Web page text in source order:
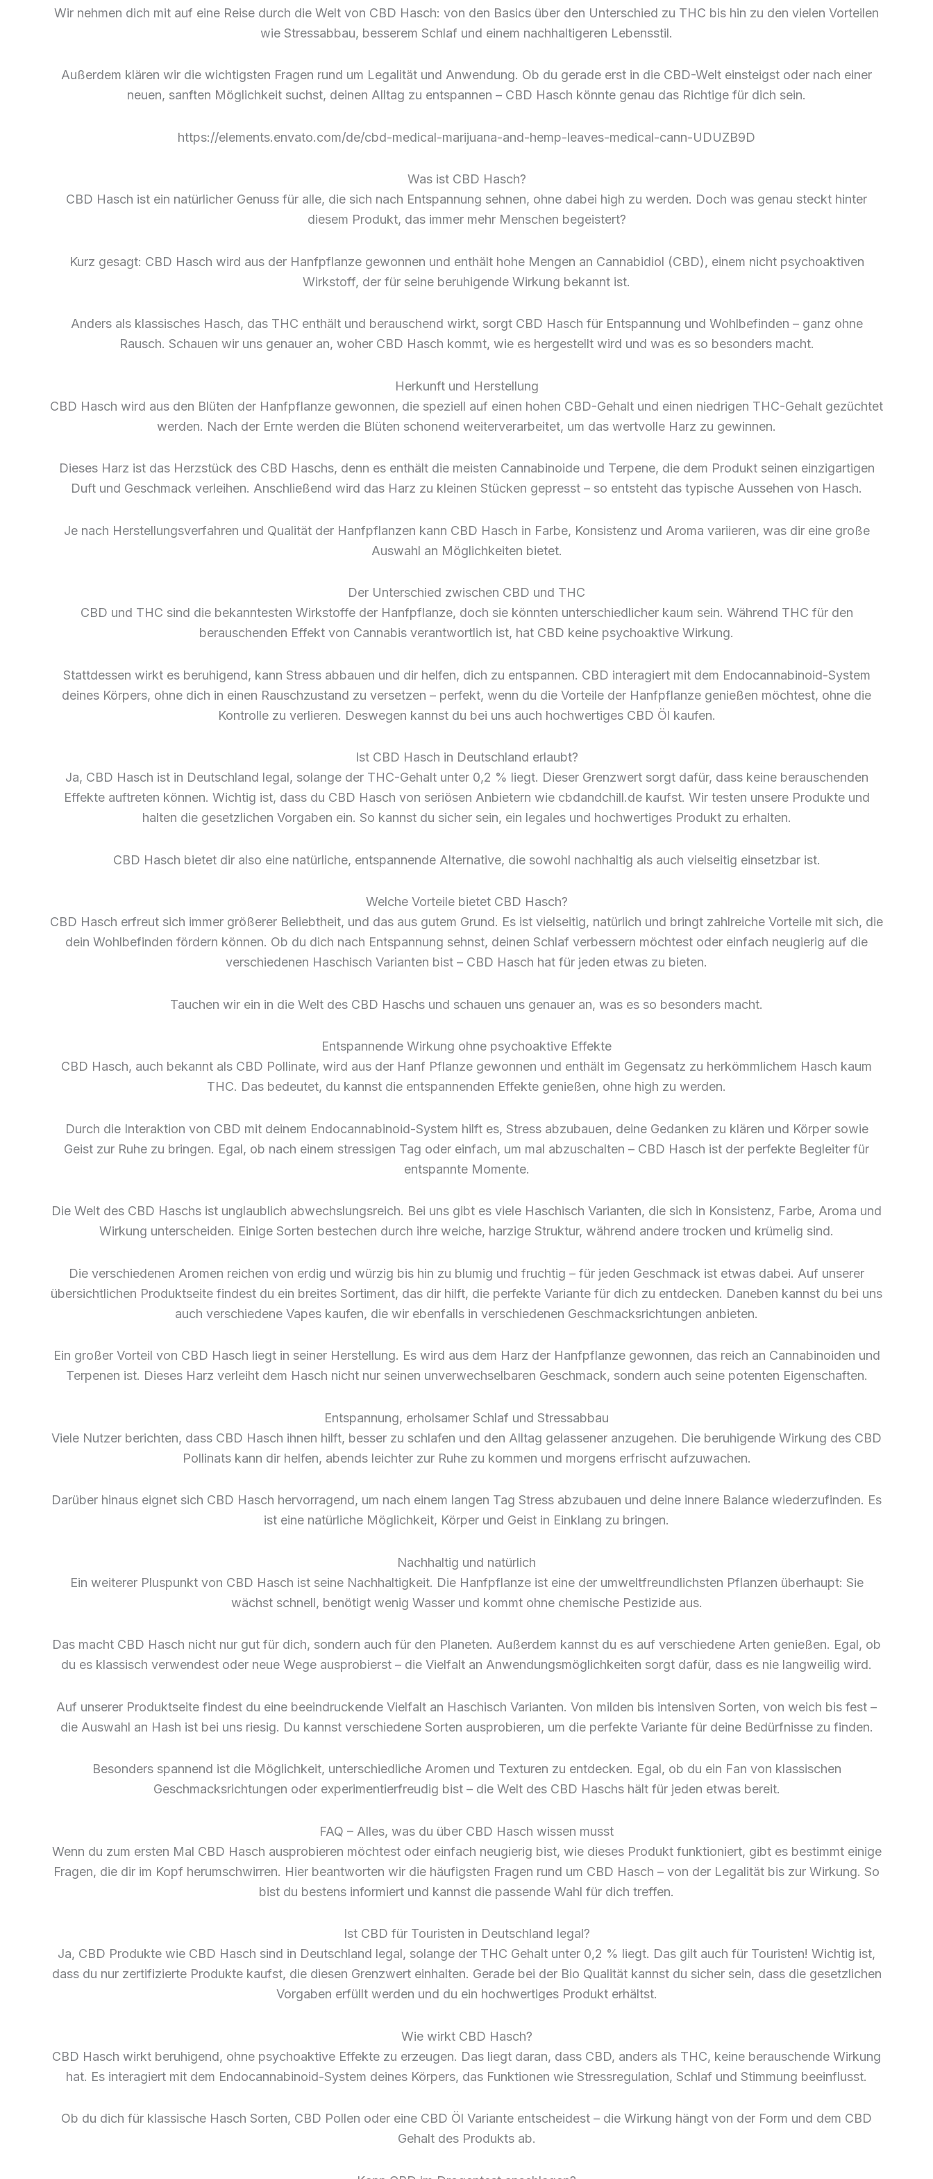
Wir nehmen dich mit auf eine Reise durch die Welt von CBD Hasch: von den Basics über den Unterschied zu THC bis hin zu den vielen Vorteilen
wie Stressabbau, besserem Schlaf und einem nachhaltigeren Lebensstil.
Außerdem klären wir die wichtigsten Fragen rund um Legalität und Anwendung. Ob du gerade erst in die CBD-Welt einsteigst oder nach einer
neuen, sanften Möglichkeit suchst, deinen Alltag zu entspannen – CBD Hasch könnte genau das Richtige für dich sein.
https://elements.envato.com/de/cbd-medical-marijuana-and-hemp-leaves-medical-cann-UDUZB9D
Was ist CBD Hasch?
CBD Hasch ist ein natürlicher Genuss für alle, die sich nach Entspannung sehnen, ohne dabei high zu werden. Doch was genau steckt hinter
diesem Produkt, das immer mehr Menschen begeistert?
Kurz gesagt: CBD Hasch wird aus der Hanfpflanze gewonnen und enthält hohe Mengen an Cannabidiol (CBD), einem nicht psychoaktiven
Wirkstoff, der für seine beruhigende Wirkung bekannt ist.
Anders als klassisches Hasch, das THC enthält und berauschend wirkt, sorgt CBD Hasch für Entspannung und Wohlbefinden – ganz ohne
Rausch. Schauen wir uns genauer an, woher CBD Hasch kommt, wie es hergestellt wird und was es so besonders macht.
Herkunft und Herstellung
CBD Hasch wird aus den Blüten der Hanfpflanze gewonnen, die speziell auf einen hohen CBD-Gehalt und einen niedrigen THC-Gehalt gezüchtet
werden. Nach der Ernte werden die Blüten schonend weiterverarbeitet, um das wertvolle Harz zu gewinnen.
Dieses Harz ist das Herzstück des CBD Haschs, denn es enthält die meisten Cannabinoide und Terpene, die dem Produkt seinen einzigartigen
Duft und Geschmack verleihen. Anschließend wird das Harz zu kleinen Stücken gepresst – so entsteht das typische Aussehen von Hasch.
Je nach Herstellungsverfahren und Qualität der Hanfpflanzen kann CBD Hasch in Farbe, Konsistenz und Aroma variieren, was dir eine große
Auswahl an Möglichkeiten bietet.
Der Unterschied zwischen CBD und THC
CBD und THC sind die bekanntesten Wirkstoffe der Hanfpflanze, doch sie könnten unterschiedlicher kaum sein. Während THC für den
berauschenden Effekt von Cannabis verantwortlich ist, hat CBD keine psychoaktive Wirkung.
Stattdessen wirkt es beruhigend, kann Stress abbauen und dir helfen, dich zu entspannen. CBD interagiert mit dem Endocannabinoid-System
deines Körpers, ohne dich in einen Rauschzustand zu versetzen – perfekt, wenn du die Vorteile der Hanfpflanze genießen möchtest, ohne die
Kontrolle zu verlieren. Deswegen kannst du bei uns auch hochwertiges CBD Öl kaufen.
Ist CBD Hasch in Deutschland erlaubt?
Ja, CBD Hasch ist in Deutschland legal, solange der THC-Gehalt unter 0,2 % liegt. Dieser Grenzwert sorgt dafür, dass keine berauschenden
Effekte auftreten können. Wichtig ist, dass du CBD Hasch von seriösen Anbietern wie cbdandchill.de kaufst. Wir testen unsere Produkte und
halten die gesetzlichen Vorgaben ein. So kannst du sicher sein, ein legales und hochwertiges Produkt zu erhalten.
CBD Hasch bietet dir also eine natürliche, entspannende Alternative, die sowohl nachhaltig als auch vielseitig einsetzbar ist.
Welche Vorteile bietet CBD Hasch?
CBD Hasch erfreut sich immer größerer Beliebtheit, und das aus gutem Grund. Es ist vielseitig, natürlich und bringt zahlreiche Vorteile mit sich, die
dein Wohlbefinden fördern können. Ob du dich nach Entspannung sehnst, deinen Schlaf verbessern möchtest oder einfach neugierig auf die
verschiedenen Haschisch Varianten bist – CBD Hasch hat für jeden etwas zu bieten.
Tauchen wir ein in die Welt des CBD Haschs und schauen uns genauer an, was es so besonders macht.
Entspannende Wirkung ohne psychoaktive Effekte
CBD Hasch, auch bekannt als CBD Pollinate, wird aus der Hanf Pflanze gewonnen und enthält im Gegensatz zu herkömmlichem Hasch kaum
THC. Das bedeutet, du kannst die entspannenden Effekte genießen, ohne high zu werden.
Durch die Interaktion von CBD mit deinem Endocannabinoid-System hilft es, Stress abzubauen, deine Gedanken zu klären und Körper sowie
Geist zur Ruhe zu bringen. Egal, ob nach einem stressigen Tag oder einfach, um mal abzuschalten – CBD Hasch ist der perfekte Begleiter für
entspannte Momente.
Die Welt des CBD Haschs ist unglaublich abwechslungsreich. Bei uns gibt es viele Haschisch Varianten, die sich in Konsistenz, Farbe, Aroma und
Wirkung unterscheiden. Einige Sorten bestechen durch ihre weiche, harzige Struktur, während andere trocken und krümelig sind.
Die verschiedenen Aromen reichen von erdig und würzig bis hin zu blumig und fruchtig – für jeden Geschmack ist etwas dabei. Auf unserer
übersichtlichen Produktseite findest du ein breites Sortiment, das dir hilft, die perfekte Variante für dich zu entdecken. Daneben kannst du bei uns
auch verschiedene Vapes kaufen, die wir ebenfalls in verschiedenen Geschmacksrichtungen anbieten.
Ein großer Vorteil von CBD Hasch liegt in seiner Herstellung. Es wird aus dem Harz der Hanfpflanze gewonnen, das reich an Cannabinoiden und
Terpenen ist. Dieses Harz verleiht dem Hasch nicht nur seinen unverwechselbaren Geschmack, sondern auch seine potenten Eigenschaften.
Entspannung, erholsamer Schlaf und Stressabbau
Viele Nutzer berichten, dass CBD Hasch ihnen hilft, besser zu schlafen und den Alltag gelassener anzugehen. Die beruhigende Wirkung des CBD
Pollinats kann dir helfen, abends leichter zur Ruhe zu kommen und morgens erfrischt aufzuwachen.
Darüber hinaus eignet sich CBD Hasch hervorragend, um nach einem langen Tag Stress abzubauen und deine innere Balance wiederzufinden. Es
ist eine natürliche Möglichkeit, Körper und Geist in Einklang zu bringen.
Nachhaltig und natürlich
Ein weiterer Pluspunkt von CBD Hasch ist seine Nachhaltigkeit. Die Hanfpflanze ist eine der umweltfreundlichsten Pflanzen überhaupt: Sie
wächst schnell, benötigt wenig Wasser und kommt ohne chemische Pestizide aus.
Das macht CBD Hasch nicht nur gut für dich, sondern auch für den Planeten. Außerdem kannst du es auf verschiedene Arten genießen. Egal, ob
du es klassisch verwendest oder neue Wege ausprobierst – die Vielfalt an Anwendungsmöglichkeiten sorgt dafür, dass es nie langweilig wird.
Auf unserer Produktseite findest du eine beeindruckende Vielfalt an Haschisch Varianten. Von milden bis intensiven Sorten, von weich bis fest –
die Auswahl an Hash ist bei uns riesig. Du kannst verschiedene Sorten ausprobieren, um die perfekte Variante für deine Bedürfnisse zu finden.
Besonders spannend ist die Möglichkeit, unterschiedliche Aromen und Texturen zu entdecken. Egal, ob du ein Fan von klassischen
Geschmacksrichtungen oder experimentierfreudig bist – die Welt des CBD Haschs hält für jeden etwas bereit.
FAQ – Alles, was du über CBD Hasch wissen musst
Wenn du zum ersten Mal CBD Hasch ausprobieren möchtest oder einfach neugierig bist, wie dieses Produkt funktioniert, gibt es bestimmt einige
Fragen, die dir im Kopf herumschwirren. Hier beantworten wir die häufigsten Fragen rund um CBD Hasch – von der Legalität bis zur Wirkung. So
bist du bestens informiert und kannst die passende Wahl für dich treffen.
Ist CBD für Touristen in Deutschland legal?
Ja, CBD Produkte wie CBD Hasch sind in Deutschland legal, solange der THC Gehalt unter 0,2 % liegt. Das gilt auch für Touristen! Wichtig ist,
dass du nur zertifizierte Produkte kaufst, die diesen Grenzwert einhalten. Gerade bei der Bio Qualität kannst du sicher sein, dass die gesetzlichen
Vorgaben erfüllt werden und du ein hochwertiges Produkt erhältst.
Wie wirkt CBD Hasch?
CBD Hasch wirkt beruhigend, ohne psychoaktive Effekte zu erzeugen. Das liegt daran, dass CBD, anders als THC, keine berauschende Wirkung
hat. Es interagiert mit dem Endocannabinoid-System deines Körpers, das Funktionen wie Stressregulation, Schlaf und Stimmung beeinflusst.
Ob du dich für klassische Hasch Sorten, CBD Pollen oder eine CBD Öl Variante entscheidest – die Wirkung hängt von der Form und dem CBD
Gehalt des Produkts ab.